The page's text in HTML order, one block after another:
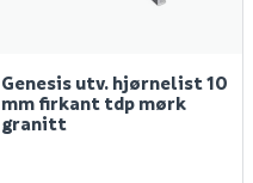
Genesis utv. hjørnelist 10
mm firkant tdp mørk
granitt